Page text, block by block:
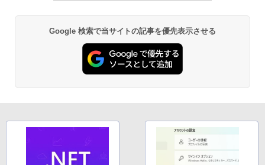
Google 検索で当サイトの記事を優先表示させる